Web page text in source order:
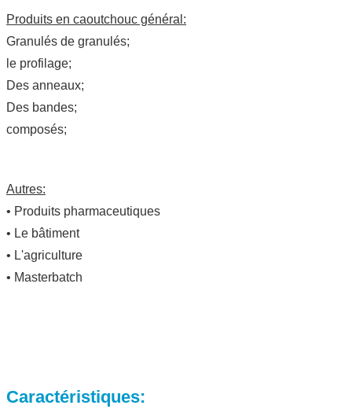
Produits en caoutchouc général:
Granulés de granulés;
le profilage;
Des anneaux;
Des bandes;
composés;
Autres:
• Produits pharmaceutiques
• Le bâtiment
• L'agriculture
• Masterbatch
Caractéristiques: